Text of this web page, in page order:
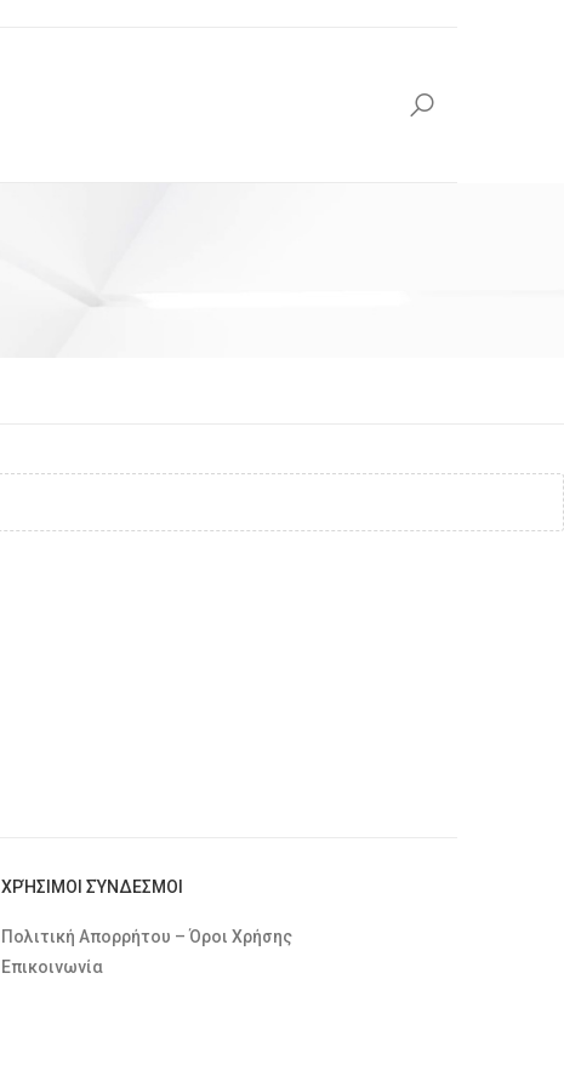
ΧΡΉΣΙΜΟΙ ΣΎΝΔΕΣΜΟΙ
Πολιτική Απορρήτου – Όροι Χρήσης
Επικοινωνία